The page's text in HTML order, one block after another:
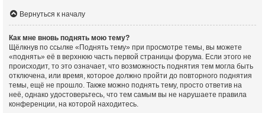
Вернуться к началу
Как мне вновь поднять мою тему?
Щёлкнув по ссылке «Поднять тему» при просмотре темы, вы можете
«поднять» её в верхнюю часть первой страницы форума. Если этого не
происходит, то это означает, что возможность поднятия тем могла быть
отключена, или время, которое должно пройти до повторного поднятия
темы, ещё не прошло. Также можно поднять тему, просто ответив на
неё, однако удостоверьтесь, что тем самым вы не нарушаете правила
конференции, на которой находитесь.